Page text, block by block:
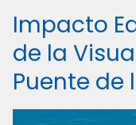
Impacto
de la
Puente de